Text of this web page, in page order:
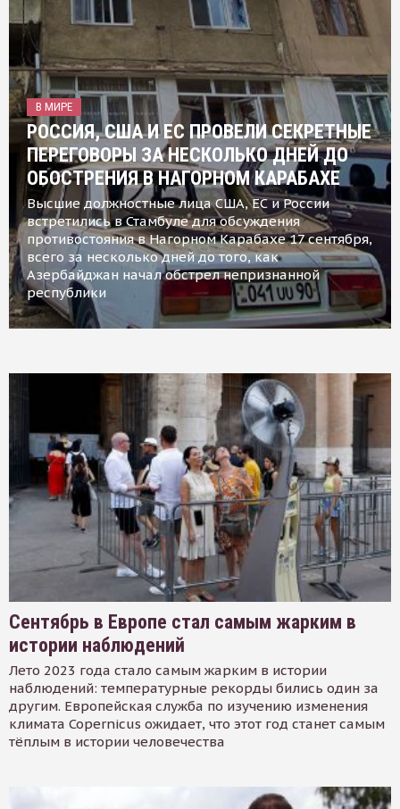
В МИРЕ
РОССИЯ, США И ЕС ПРОВЕЛИ СЕКРЕТНЫЕ
ПЕРЕГОВОРЫ ЗА НЕСКОЛЬКО ДНЕЙ ДО
ОБОСТРЕНИЯ В НАГОРНОМ КАРАБАХЕ
Высшие должностные лица США, ЕС и России
встретились в Стамбуле для обсуждения
противостояния в Нагорном Карабахе 17 сентября,
всего за несколько дней до того, как
Азербайджан начал обстрел непризнанной
республики
Сентябрь в Европе стал самым жарким в
истории наблюдений
Лето 2023 года стало самым жарким в истории
наблюдений: температурные рекорды бились один за
другим. Европейская служба по изучению изменения
климата Copernicus ожидает, что этот год станет самым
тёплым в истории человечества